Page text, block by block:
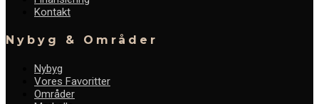
Kontakt
Nybyg & Områder
Nybyg
Vores Favoritter
Områder